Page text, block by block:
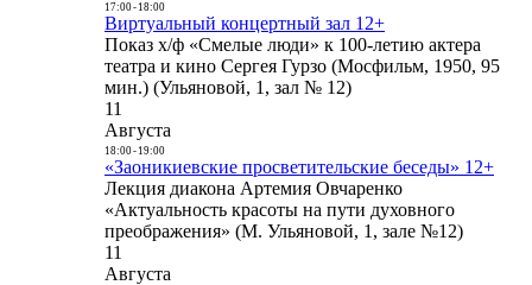
17:00- 18:00
Виртуальный концертный зал 12+
Показ х/ф «Смелые люди» к 100-летию актера
театра и кино Сергея Гурзо (Мосфильм, 1950, 95
мин.) (Ульяновой, 1, зал № 12)
11
Августа
18:00- 19:00
«Заоникиевские просветительские беседы» 12+
Лекция диакона Артемия Овчаренко
«Актуальность красоты на пути духовного
преображения» (М. Ульяновой, 1, зале №12)
11
Августа